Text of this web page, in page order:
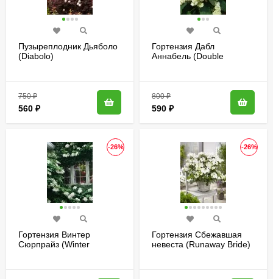
Пузыреплодник Дьяболо
(Diabolo)
750₽
560 ₽
Гортензия Дабл
Аннабель (Double
800₽
590 ₽
-26%
Гортензия Винтер
Сюрпрайз (Winter
-26%
Гортензия Сбежавшая
невеста (Runaway Bride)